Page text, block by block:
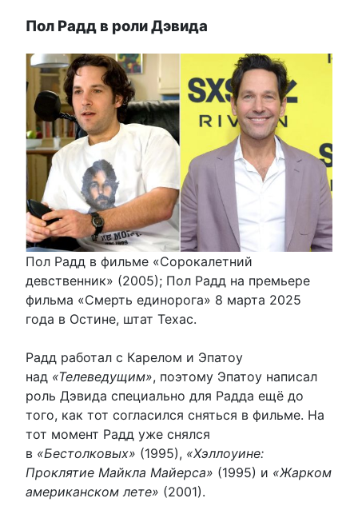
Пол Радд в роли Дэвида
Пол Радд в фильме «Сорокалетний
девственник» (2005); Пол Радд на премьере
фильма «Смерть единорога» 8 марта 2025
года в Остине, штат Техас.
Радд работал с Карелом и Эпатоу
над «Телеведущим», поэтому Эпатоу написал
роль Дэвида специально для Радда ещё до
того, как тот согласился сняться в фильме. На
тот момент Радд уже снялся
в «Бестолковых» (1995), «Хэллоуине:
Проклятие Майкла Майерса» (1995) и «Жарком
американском лете» (2001).